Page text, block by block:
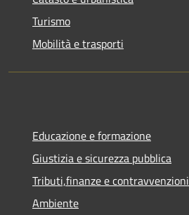
Turismo
Mobilità e trasporti
Educazione e formazione
Giustizia e sicurezza pubblica
Tributi,finanze e contravvenzioni
Ambiente